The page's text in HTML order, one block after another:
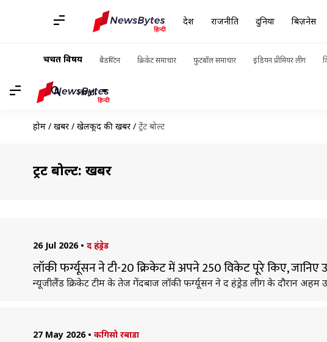
देश राजनीति दुनिया बिज़नेस
चर्चित विषय बैडमिंटन क्रिकेट समाचार फुटबॉल समाचार इंडियन प्रीमियर लीग
Hindi
होम / खबरें / खेलकूद की खबरें / ट्रेंट बोल्ट
ट्रेंट बोल्ट: खबरें
26 Jul 2026 • द हंड्रेड
लॉकी फर्ग्यूसन ने टी-20 क्रिकेट में अपने 250 विकेट पूरे किए,
न्यूजीलैंड क्रिकेट टीम के तेज गेंदबाज लॉकी फर्ग्यूसन ने द हंड्रेड लीग के दौरान अहम
27 May 2026 • कगिसो रबाडा